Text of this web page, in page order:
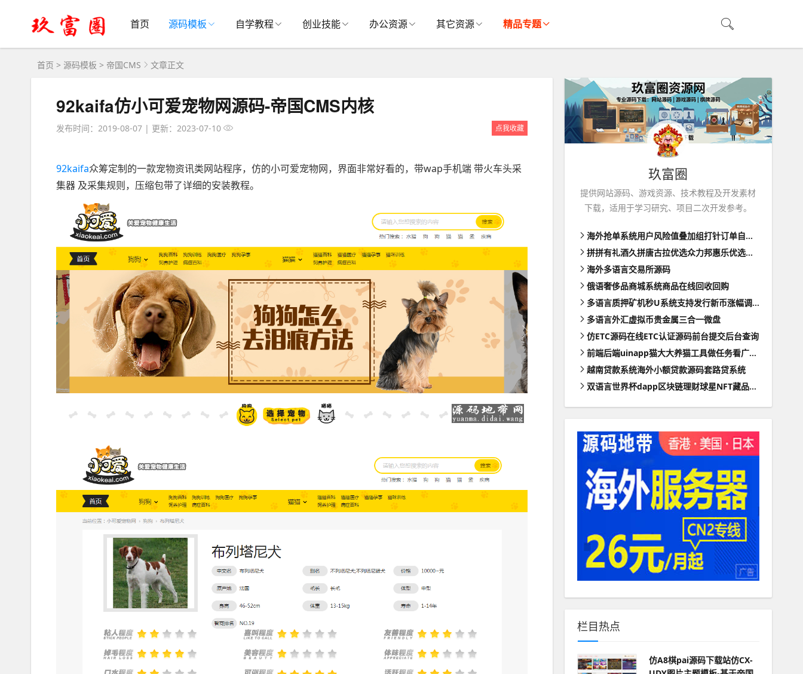
首页 源码模板 自学教程 创业技能 办公资源 其它资源 精品专题
首页 > 源码模板 > 帝国CMS 文章正文
92kaifa仿小可爱宠物网源码-帝国CMS内核
发布时间：2019-08-07 | 更新：2023-07-10 点我收藏
92kaifa众筹定制的一款宠物资讯类网站程序，仿的小可爱宠物网，界面非常好看的，带wap手机端 带火车头采
集器 及采集规则，压缩包带了详细的安装教程。
玖富圈
提供网站源码、游戏资源、技术教程及开发素材
下载，适用于学习研究、项目二次开发参考。
海外抢单系统用户风险值叠加组打针订单自动匹配系统
拼拼有礼酒久拼唐古拉优选众力邦惠乐优选养猪拼购拼团返利系统
海外多语言交易所源码
俄语奢侈品商城系统商品在线回收回购
多语言质押矿机秒U系统支持发行新币涨幅调控+代理后台
多语言外汇虚拟币贵金属三合一微盘
仿ETC源码在线ETC认证源码前台提交后台查询
前端后端uinapp猫大大养猫工具做任务看广告邀好友即可获得收益猫力合成游戏
越南贷款系统海外小额贷款源码套路贷系统
双语言世界杯dapp区块链理财球星NFT藏品投资带uinapp源码
栏目热点
仿A8棋pai源码下载站仿CX-